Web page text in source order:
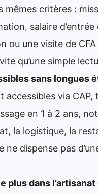
mêmes critères :
salaire d’entrée
ou une visite de
qu’une simple
sans longues
accessibles via CAP,
en 1 à 2 ans,
la logistique, la
ne dispense pas
dans l’artisanat